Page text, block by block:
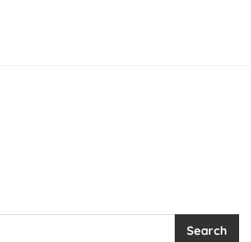
Search